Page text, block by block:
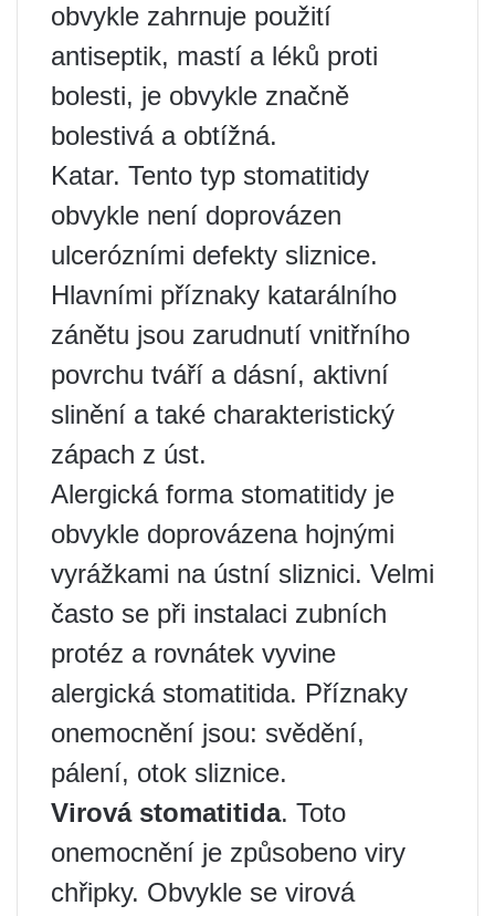
obvykle zahrnuje použití
antiseptik, mastí a léků proti
bolesti, je obvykle značně
bolestivá a obtížná.
Katar. Tento typ stomatitidy
obvykle není doprovázen
ulcerózními defekty sliznice.
Hlavními příznaky katarálního
zánětu jsou zarudnutí vnitřního
povrchu tváří a dásní, aktivní
slinění a také charakteristický
zápach z úst.
Alergická forma stomatitidy je
obvykle doprovázena hojnými
vyrážkami na ústní sliznici. Velmi
často se při instalaci zubních
protéz a rovnátek vyvine
alergická stomatitida. Příznaky
onemocnění jsou: svědění,
pálení, otok sliznice.
Virová stomatitida. Toto
onemocnění je způsobeno viry
chřipky. Obvykle se virová